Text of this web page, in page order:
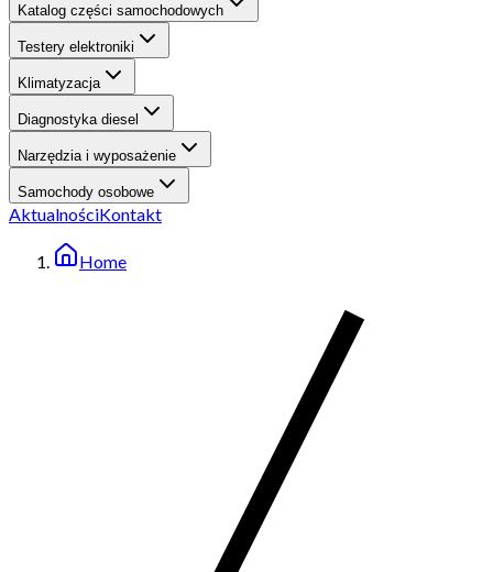
Katalog części samochodowych
Testery elektroniki
Klimatyzacja
Diagnostyka diesel
Narzędzia i wyposażenie
Samochody osobowe
AktualnościKontakt
Home